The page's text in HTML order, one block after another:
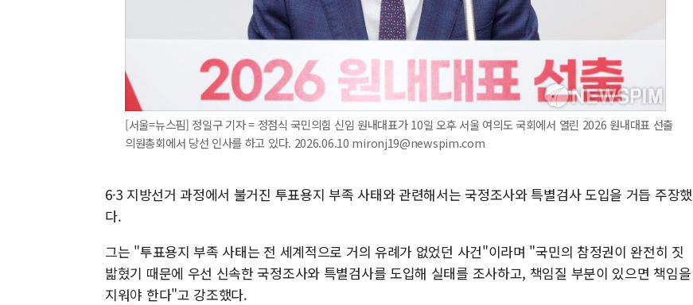
[서울=뉴스핌] 정일구 기자 = 정점식 국민의힘 신임 원내대표가 10일 오후 서울 여의도 국회에서 열린 2026 원내대표 선출
의원총회에서 당선 인사를 하고 있다. 2026.06.10 mironj19@newspim.com
6·3 지방선거 과정에서 불거진 투표용지 부족 사태와 관련해서는 국정조사와 특별검사 도입을 거듭 주장했
다.
그는 "투표용지 부족 사태는 전 세계적으로 거의 유례가 없었던 사건"이라며 "국민의 참정권이 완전히 짓
밟혔기 때문에 우선 신속한 국정조사와 특별검사를 도입해 실태를 조사하고, 책임질 부분이 있으면 책임을
지워야 한다"고 강조했다.